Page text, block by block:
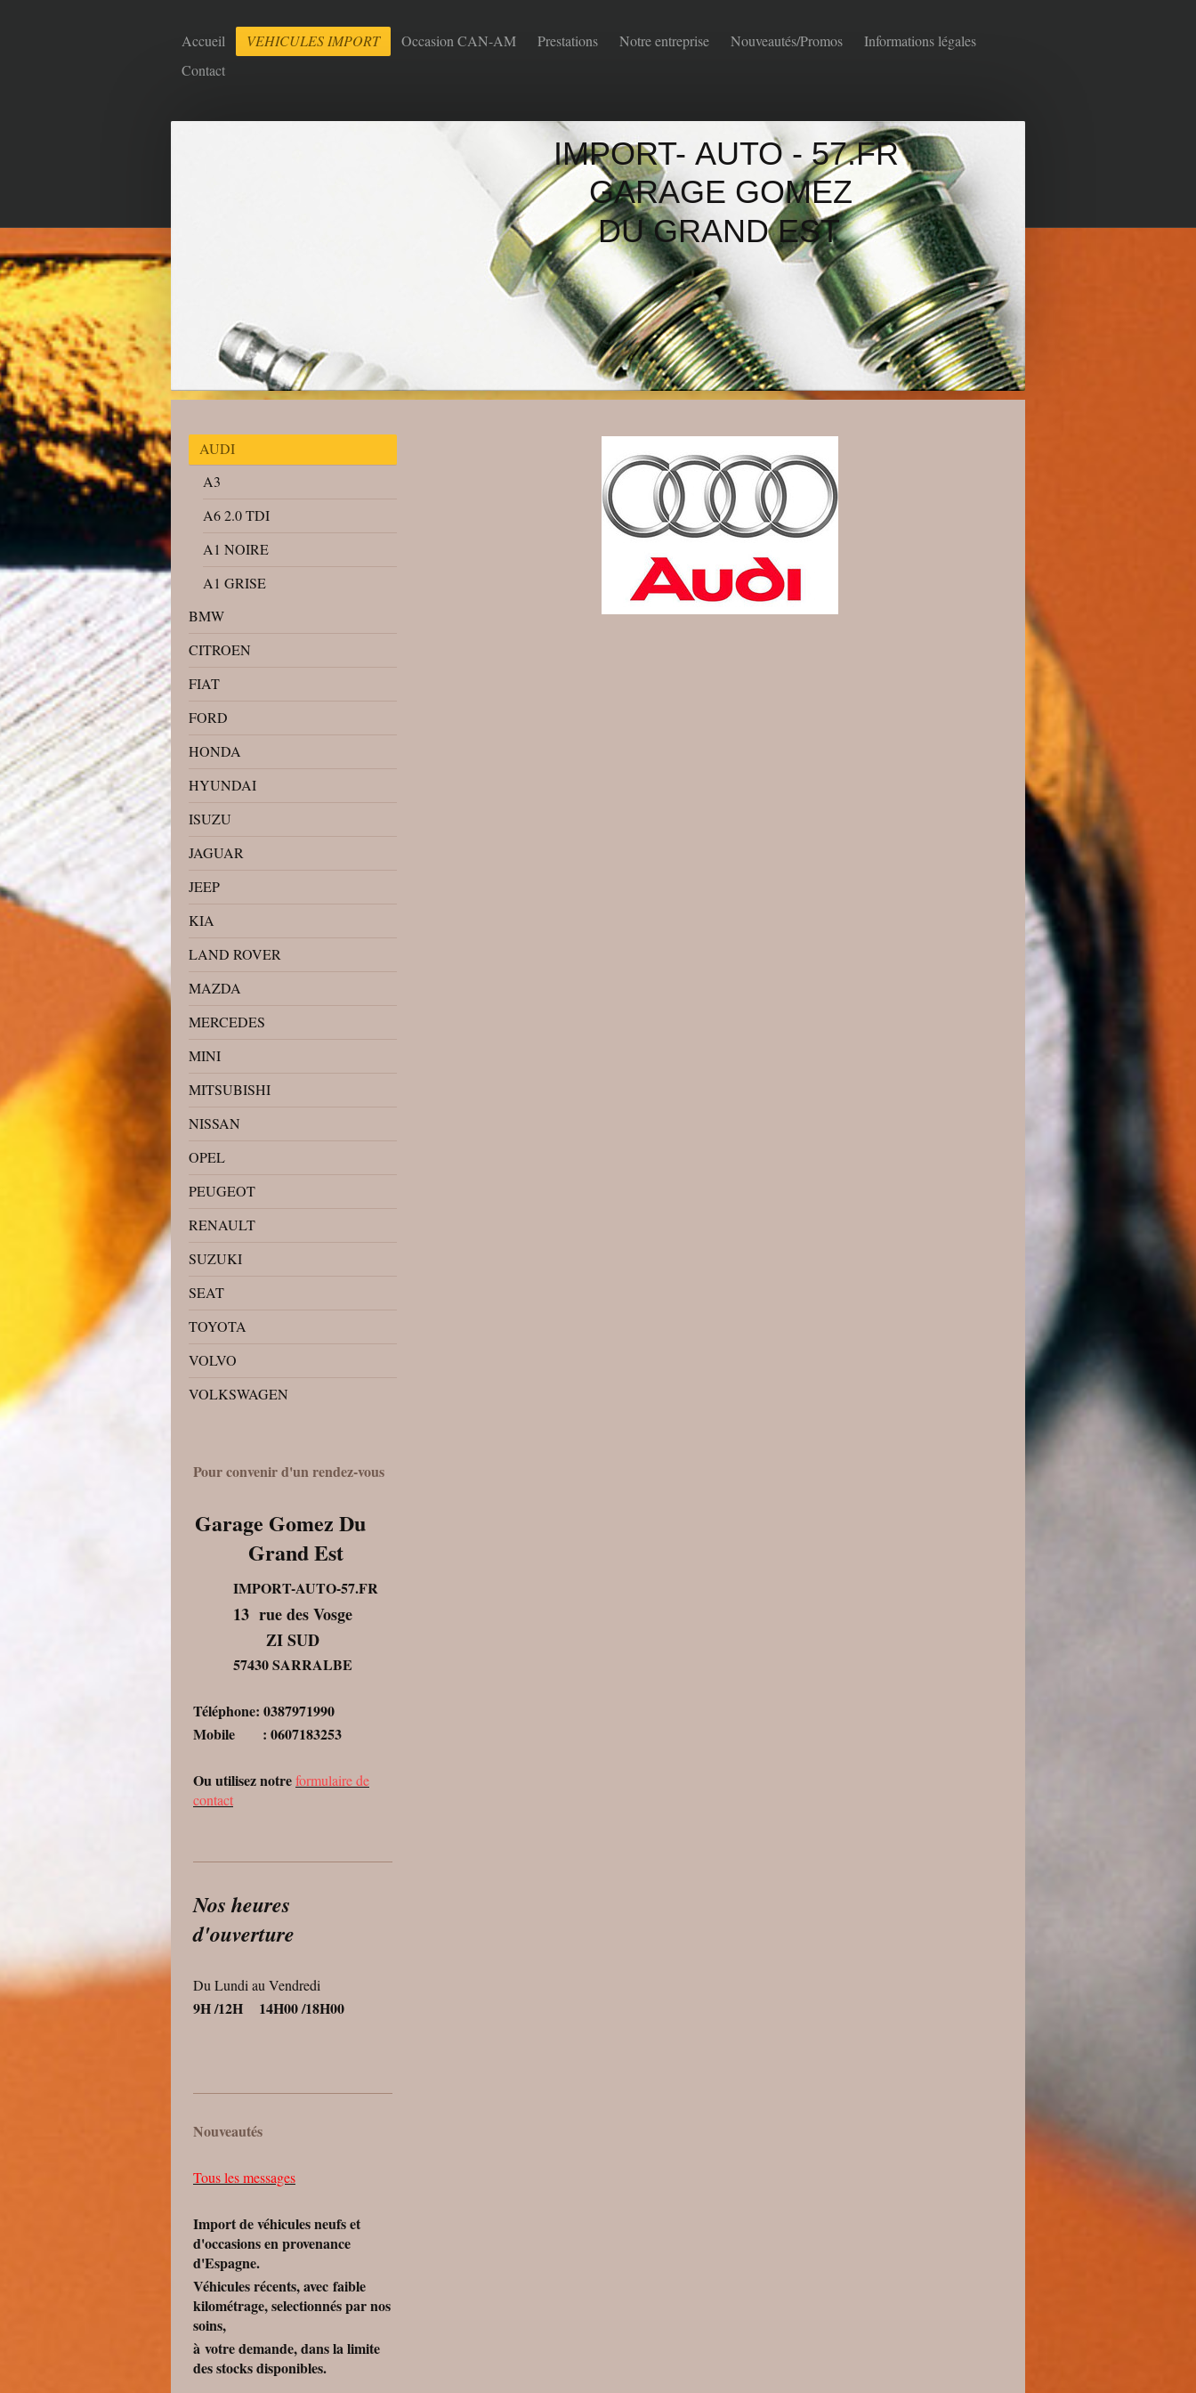
Accueil VEHICULES IMPORT Occasion CAN-AM Prestations Notre entreprise Nouveautés/Promos
Informations légales
Contact
IMPORT- AUTO - 57.FR
GARAGE GOMEZ
DU GRAND EST
AUDI
A3
A6 2.0 TDI
A1 NOIRE
A1 GRISE
BMW
CITROEN
FIAT
FORD
HONDA
HYUNDAI
ISUZU
JAGUAR
JEEP
KIA
LAND ROVER
MAZDA
MERCEDES
MINI
MITSUBISHI
NISSAN
OPEL
PEUGEOT
RENAULT
SUZUKI
SEAT
TOYOTA
VOLVO
VOLKSWAGEN
Pour convenir d'un rendez-vous
Garage Gomez Du
Grand Est
IMPORT-AUTO-57.FR
13 rue des Vosge
ZI SUD
57430 SARRALBE
Téléphone: 0387971990
Mobile : 0607183253
Ou utilisez notreformulaire de
contact
Nos heures
d'ouverture
Du Lundi au Vendredi
9H /12H 14H00 /18H00
Nouveautés
Tous les messages
Import de véhicules neufs et
d'occasions en provenance
d'Espagne.
Véhicules récents, avec faible
kilométrage, selectionnés par nos
soins,
à votre demande, dans la limite
des stocks disponibles.